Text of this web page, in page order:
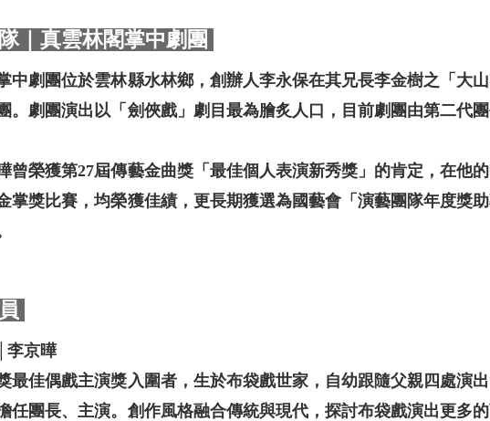
｜真雲林閣掌中劇團
中劇團位於雲林縣水林鄉，創辦人李永保在其兄長李金樹之「大
。劇團演出以「劍俠戲」劇目最為膾炙人口，目前劇團由第二代
曾榮獲第27屆傳藝金曲獎「最佳個人表演新秀獎」的肯定，在他
掌獎比賽，均榮獲佳績，更長期獲選為國藝會「演藝團隊年度獎
李京曄
最佳偶戲主演獎入圍者，生於布袋戲世家，自幼跟隨父親四處演
任團長、主演。創作風格融合傳統與現代，探討布袋戲演出更多